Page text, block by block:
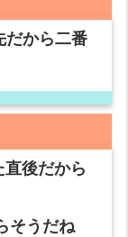
だから二番
後だから
そうだね